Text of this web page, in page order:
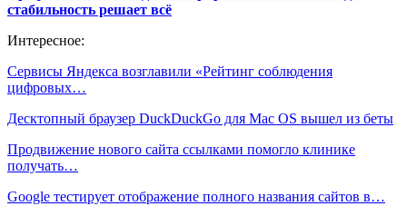
стабильность решает всё
Интересное:
Сервисы Яндекса возглавили «Рейтинг соблюдения
цифровых…
Десктопный браузер DuckDuckGo для Mac OS вышел из беты
Продвижение нового сайта ссылками помогло клинике
получать…
Google тестирует отображение полного названия сайтов в…